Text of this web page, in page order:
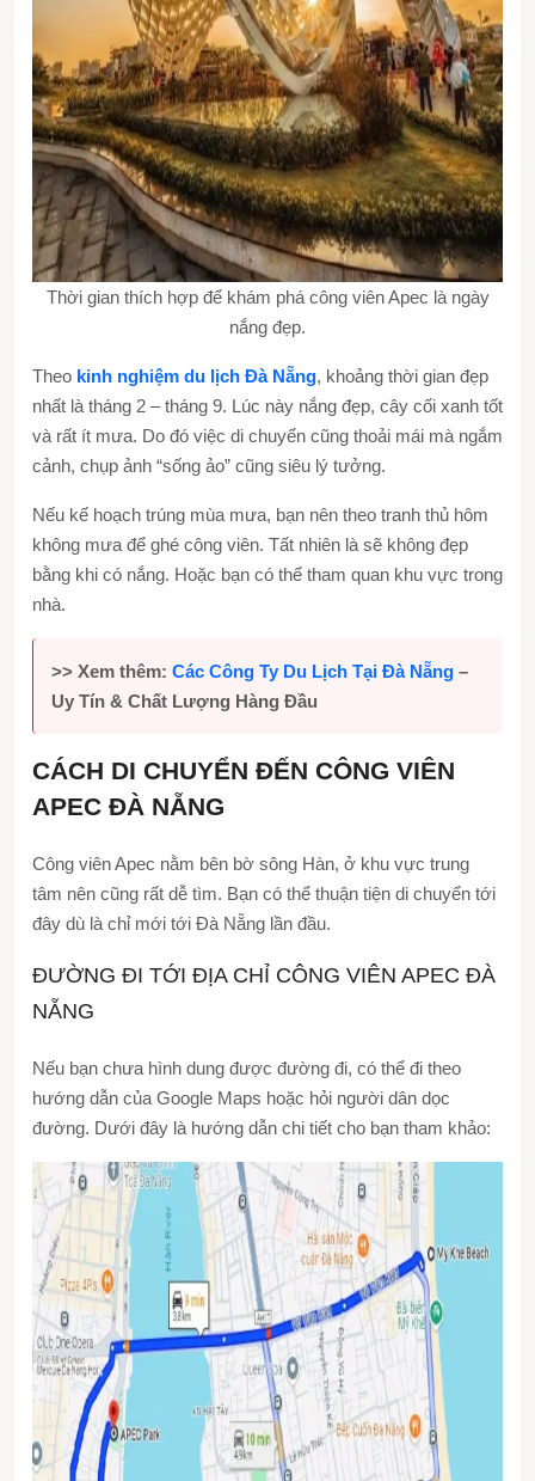
Thời gian thích hợp để khám phá công viên Apec là ngày
nắng đẹp.
Theo kinh nghiệm du lịch Đà Nẵng, khoảng thời gian đẹp
nhất là tháng 2 – tháng 9. Lúc này nắng đẹp, cây cối xanh tốt
và rất ít mưa. Do đó việc di chuyển cũng thoải mái mà ngắm
cảnh, chụp ảnh “sống ảo” cũng siêu lý tưởng.
Nếu kế hoạch trúng mùa mưa, bạn nên theo tranh thủ hôm
không mưa để ghé công viên. Tất nhiên là sẽ không đẹp
bằng khi có nắng. Hoặc bạn có thể tham quan khu vực trong
nhà.
>> Xem thêm: Các Công Ty Du Lịch Tại Đà Nẵng –
Uy Tín & Chất Lượng Hàng Đầu
CÁCH DI CHUYỂN ĐẾN CÔNG VIÊN
APEC ĐÀ NẴNG
Công viên Apec nằm bên bờ sông Hàn, ở khu vực trung
tâm nên cũng rất dễ tìm. Bạn có thể thuận tiện di chuyển tới
đây dù là chỉ mới tới Đà Nẵng lần đầu.
ĐƯỜNG ĐI TỚI ĐỊA CHỈ CÔNG VIÊN APEC ĐÀ
NẴNG
Nếu bạn chưa hình dung được đường đi, có thể đi theo
hướng dẫn của Google Maps hoặc hỏi người dân dọc
đường. Dưới đây là hướng dẫn chi tiết cho bạn tham khảo: